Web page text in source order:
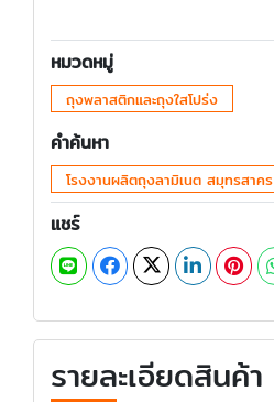
หมวดหมู่
ถุงพลาสติกและถุงใสโปร่ง
คำค้นหา
โรงงานผลิตถุงลามิเนต สมุทรสาคร
แชร์
รายละเอียดสินค้า